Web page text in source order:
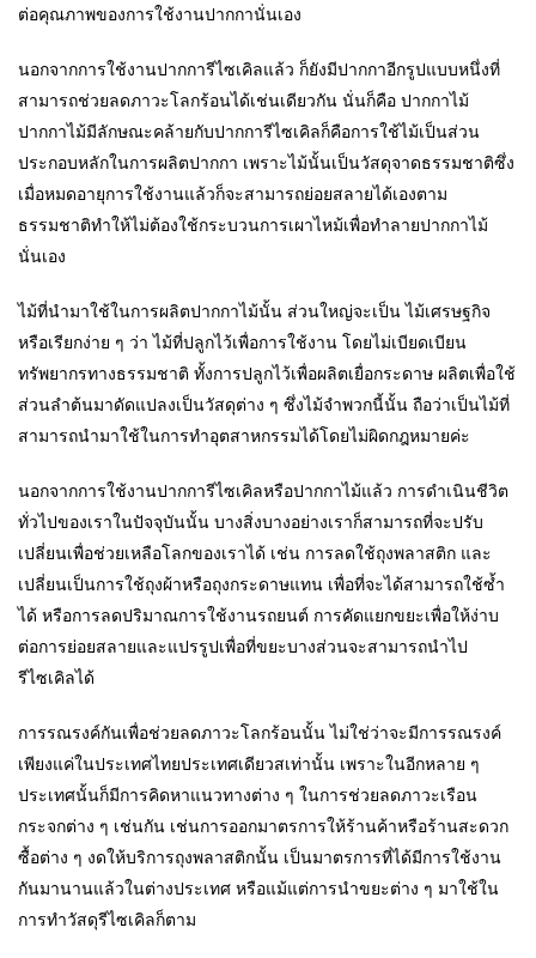
ต่อคุณภาพของการใช้งานปากกานั่นเอง
นอกจากการใช้งานปากการีไซเคิลแล้ว ก็ยังมีปากกาอีกรูปแบบหนึ่งที่
สามารถช่วยลดภาวะโลกร้อนได้เช่นเดียวกัน นั่นก็คือ ปากกาไม้
ปากกาไม้มีลักษณะคล้ายกับปากการีไซเคิลก็คือการใช้ไม้เป็นส่วน
ประกอบหลักในการผลิตปากกา เพราะไม้นั้นเป็นวัสดุจาดธรรมชาติซึ่ง
เมื่อหมดอายุการใช้งานแล้วก็จะสามารถย่อยสลายได้เองตาม
ธรรมชาติทำให้ไม่ต้องใช้กระบวนการเผาไหม้เพื่อทำลายปากกาไม้
นั่นเอง
ไม้ที่นำมาใช้ในการผลิตปากกาไม้นั้น ส่วนใหญ่จะเป็น ไม้เศรษฐกิจ
หรือเรียกง่าย ๆ ว่า ไม้ที่ปลูกไว้เพื่อการใช้งาน โดยไม่เบียดเบียน
ทรัพยากรทางธรรมชาติ ทั้งการปลูกไว้เพื่อผลิตเยื่อกระดาษ ผลิตเพื่อใช้
ส่วนลำต้นมาดัดแปลงเป็นวัสดุต่าง ๆ ซึ่งไม้จำพวกนี้นั้น ถือว่าเป็นไม้ที่
สามารถนำมาใช้ในการทำอุตสาหกรรมได้โดยไม่ผิดกฎหมายค่ะ
นอกจากการใช้งานปากการีไซเคิลหรือปากกาไม้แล้ว การดำเนินชีวิต
ทั่วไปของเราในปัจจุบันนั้น บางสิ่งบางอย่างเราก็สามารถที่จะปรับ
เปลี่ยนเพื่อช่วยเหลือโลกของเราได้ เช่น การลดใช้ถุงพลาสติก และ
เปลี่ยนเป็นการใช้ถุงผ้าหรือถุงกระดาษแทน เพื่อที่จะได้สามารถใช้ซ้ำ
ได้ หรือการลดปริมาณการใช้งานรถยนต์ การคัดแยกขยะเพื่อให้ง่าบ
ต่อการย่อยสลายและแปรรูปเพื่อที่ขยะบางส่วนจะสามารถนำไป
รีไซเคิลได้
การรณรงค์กันเพื่อช่วยลดภาวะโลกร้อนนั้น ไม่ใช่ว่าจะมีการรณรงค์
เพียงแค่ในประเทศไทยประเทศเดียวสเท่านั้น เพราะในอีกหลาย ๆ
ประเทศนั้นก็มีการคิดหาแนวทางต่าง ๆ ในการช่วยลดภาวะเรือน
กระจกต่าง ๆ เช่นกัน เช่นการออกมาตรการให้ร้านค้าหรือร้านสะดวก
ซื้อต่าง ๆ งดให้บริการถุงพลาสติกนั้น เป็นมาตรการที่ได้มีการใช้งาน
กันมานานแล้วในต่างประเทศ หรือแม้แต่การนำขยะต่าง ๆ มาใช้ใน
การทำวัสดุรีไซเคิลก็ตาม